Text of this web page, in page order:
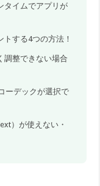
タイムでアプリが
する4つの方法！
調整できない場合
ーデックが選択で
）が使えない・